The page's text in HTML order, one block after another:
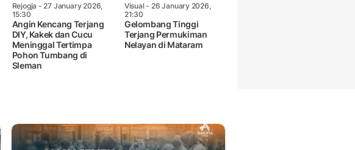
Rejogja - 27 January 2026,
15:30
Angin Kencang Terjang
DIY, Kakek dan Cucu
Meninggal Tertimpa
Pohon Tumbang di
Sleman
Visual - 26 January 2026,
21:30
Gelombang Tinggi
Terjang Permukiman
Nelayan di Mataram